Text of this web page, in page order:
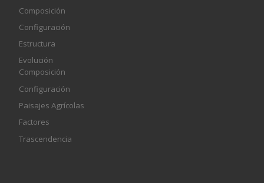
Composición
Configuración
Estructura
Evolución
Composición
Configuración
Paisajes Agrícolas
Factores
Trascendencia